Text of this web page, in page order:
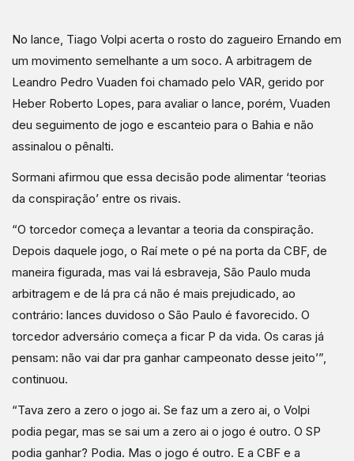
No lance, Tiago Volpi acerta o rosto do zagueiro Ernando em
um movimento semelhante a um soco. A arbitragem de
Leandro Pedro Vuaden foi chamado pelo VAR, gerido por
Heber Roberto Lopes, para avaliar o lance, porém, Vuaden
deu seguimento de jogo e escanteio para o Bahia e não
assinalou o pênalti.
Sormani afirmou que essa decisão pode alimentar ‘teorias
da conspiração’ entre os rivais.
“O torcedor começa a levantar a teoria da conspiração.
Depois daquele jogo, o Raí mete o pé na porta da CBF, de
maneira figurada, mas vai lá esbraveja, São Paulo muda
arbitragem e de lá pra cá não é mais prejudicado, ao
contrário: lances duvidoso o São Paulo é favorecido. O
torcedor adversário começa a ficar P da vida. Os caras já
pensam: não vai dar pra ganhar campeonato desse jeito’”,
continuou.
“Tava zero a zero o jogo ai. Se faz um a zero ai, o Volpi
podia pegar, mas se sai um a zero ai o jogo é outro. O SP
podia ganhar? Podia. Mas o jogo é outro. E a CBF e a